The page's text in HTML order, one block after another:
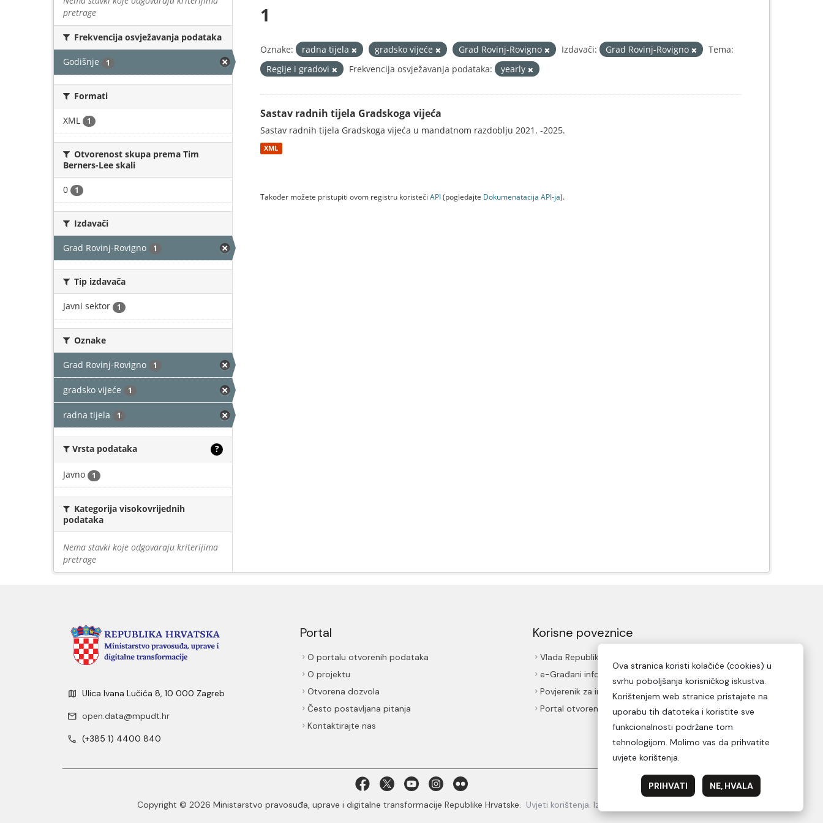
pretrage
Frekvencija osvježavanja podataka
Godišnje 1
Formati
XML 1
Otvorenost skupa prema Tim
Berners-Lee skali
0 1
Izdavači
Grad Rovinj-Rovigno 1
Tip izdavača
Javni sektor 1
Oznake
Grad Rovinj-Rovigno 1
gradsko vijeće 1
radna tijela 1
Vrsta podataka ?
Javno 1
Kategorija visokovrijednih
podataka
Nema stavki koje odgovaraju kriterijima
pretrage
1
Oznake: radna tijela gradsko vijeće Grad Rovinj-Rovigno Izdavači: Grad Rovinj-Rovigno
Tema:
Regije i gradovi
Frekvencija osvježavanja podataka: yearly
Sastav radnih tijela Gradskoga vijeća
Sastav radnih tijela Gradskoga vijeća u mandatnom razdoblju 2021. -2025.
XML
Također možete pristupiti ovom registru koristeći API(pogledajte Dokumenаtаcijа API-jа).